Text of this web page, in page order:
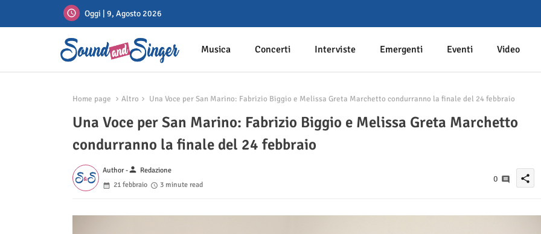
Oggi | 9, Agosto 2026
Musica Concerti Interviste Emergenti Eventi Video
Home page Altro Una Voce per San Marino: Fabrizio Biggio e Melissa Greta Marchetto condurranno la finale del 24 febbraio
Una Voce per San Marino: Fabrizio Biggio e Melissa Greta Marchetto
condurranno la finale del 24 febbraio
Author -person Redazione
21 febbraio
3 minute read
0 share